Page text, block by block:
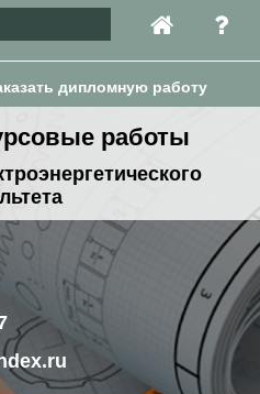
дипломную работу
работы